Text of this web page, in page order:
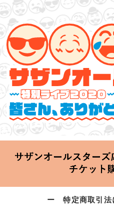
サザンオールスターズ 特別
2020.06.25 Thu 20:00
ー 特定商取引